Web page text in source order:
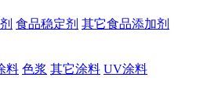
食品稳定剂 其它食品添加剂
料 色浆 其它涂料 UV涂料